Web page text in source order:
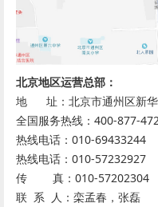
北京地区运营总部：
地 址：北京市通州区新华
全国服务热线：400-877-
热线电话：010-69433244
热线电话：010-57232927
传 真：010-57202304
联 系 人：栾孟春，张磊